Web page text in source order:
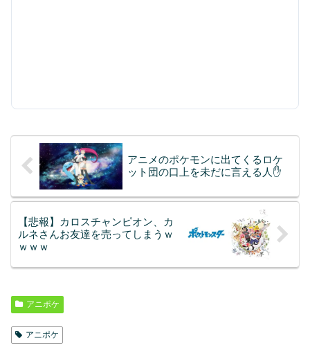
アニメのポケモンに出てくるロケ
ット団の口上を未だに言える人✋
【悲報】カロスチャンピオン、カ
ルネさんお友達を売ってしまうｗ
ｗｗｗ
アニポケ
アニポケ